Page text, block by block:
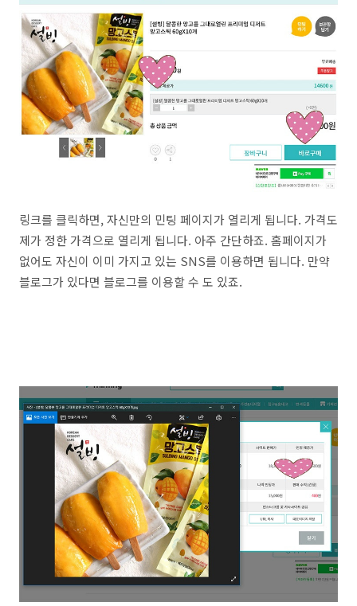
링크를 클릭하면, 자신만의 민팅 페이지가 열리게 됩니다. 가격도
제가 정한 가격으로 열리게 됩니다. 아주 간단하죠. 홈페이지가
없어도 자신이 이미 가지고 있는 SNS를 이용하면 됩니다. 만약
블로그가 있다면 블로그를 이용할 수 도 있죠.